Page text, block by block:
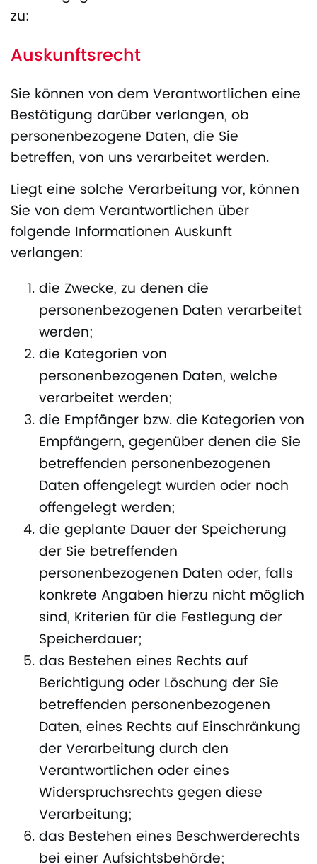
zu:
Auskunftsrecht
Sie können von dem Verantwortlichen eine
Bestätigung darüber verlangen, ob
personenbezogene Daten, die Sie
betreffen, von uns verarbeitet werden.
Liegt eine solche Verarbeitung vor, können
Sie von dem Verantwortlichen über
folgende Informationen Auskunft
verlangen:
die Zwecke, zu denen die
personenbezogenen Daten verarbeitet
werden;
die Kategorien von
personenbezogenen Daten, welche
verarbeitet werden;
die Empfänger bzw. die Kategorien von
Empfängern, gegenüber denen die Sie
betreffenden personenbezogenen
Daten offengelegt wurden oder noch
offengelegt werden;
die geplante Dauer der Speicherung
der Sie betreffenden
personenbezogenen Daten oder, falls
konkrete Angaben hierzu nicht möglich
sind, Kriterien für die Festlegung der
Speicherdauer;
das Bestehen eines Rechts auf
Berichtigung oder Löschung der Sie
betreffenden personenbezogenen
Daten, eines Rechts auf Einschränkung
der Verarbeitung durch den
Verantwortlichen oder eines
Widerspruchsrechts gegen diese
Verarbeitung;
das Bestehen eines Beschwerderechts
bei einer Aufsichtsbehörde;